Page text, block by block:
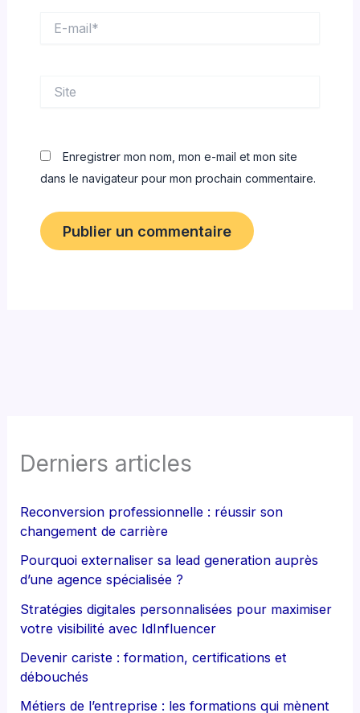
mail*
Enregistrer mon nom, mon e-mail et mon site
dans le navigateur pour mon prochain commentaire.
Derniers articles
Reconversion professionnelle : réussir son
changement de carrière
Pourquoi externaliser sa lead generation auprès
d’une agence spécialisée ?
Stratégies digitales personnalisées pour maximiser
votre visibilité avec IdInfluencer
Devenir cariste : formation, certifications et
débouchés
Métiers de l’entreprise : les formations qui mènent